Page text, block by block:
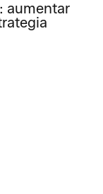
aumentar